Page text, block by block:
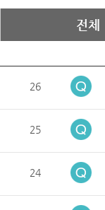
전체
26
25
24